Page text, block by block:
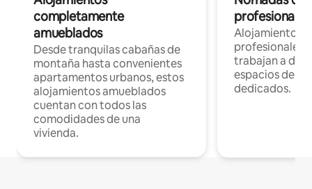
completamente
amueblados
Desde tranquilas cabañas de
montaña hasta convenientes
apartamentos urbanos, estos
alojamientos amueblados
cuentan con todos las
comodidades de una
vivienda.
Alojamientos
profesionales
trabajan a
espacios de
dedicados.